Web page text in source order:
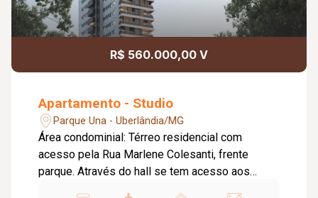
R$ 560.000,00 V
Apartamento - Studio
Parque Una - Uberlândia/MG
Área condominial: Térreo residencial com
acesso pela Rua Marlene Colesanti, frente
parque. Através do hall se tem acesso aos